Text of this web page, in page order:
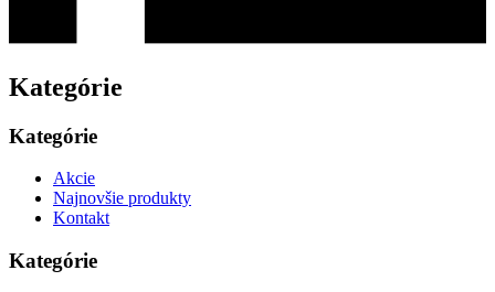
Kategórie
Kategórie
Akcie
Najnovšie produkty
Kontakt
Kategórie